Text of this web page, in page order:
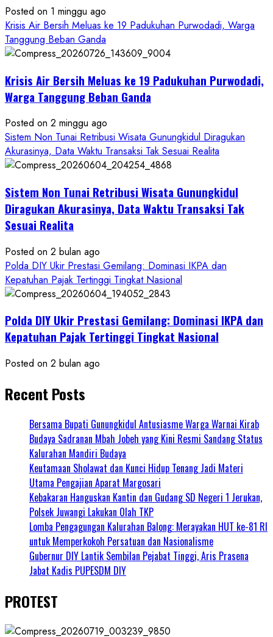
Seret
Oknum
Wartawan
Posted on 1 minggu ago
Krisis Air Bersih Meluas ke 19 Padukuhan Purwodadi, Warga
Tanggung Beban Ganda
Krisis Air Bersih Meluas ke 19 Padukuhan Purwodadi,
Warga Tanggung Beban Ganda
Posted on 2 minggu ago
Sistem Non Tunai Retribusi Wisata Gunungkidul Diragukan
Akurasinya, Data Waktu Transaksi Tak Sesuai Realita
Sistem Non Tunai Retribusi Wisata Gunungkidul
Diragukan Akurasinya, Data Waktu Transaksi Tak
Sesuai Realita
Posted on 2 bulan ago
Polda DIY Ukir Prestasi Gemilang: Dominasi IKPA dan
Kepatuhan Pajak Tertinggi Tingkat Nasional
Polda DIY Ukir Prestasi Gemilang: Dominasi IKPA dan
Kepatuhan Pajak Tertinggi Tingkat Nasional
Posted on 2 bulan ago
Recent Posts
Bersama Bupati Gunungkidul Antusiasme Warga Warnai Kirab
Budaya Sadranan Mbah Jobeh yang Kini Resmi Sandang Status
Kalurahan Mandiri Budaya
Keutamaan Sholawat dan Kunci Hidup Tenang Jadi Materi
Utama Pengajian Aparat Margosari
Kebakaran Hanguskan Kantin dan Gudang SD Negeri 1 Jerukan,
Polsek Juwangi Lakukan Olah TKP
Lomba Pengagungan Kalurahan Balong: Merayakan HUT ke-81 RI
untuk Memperkokoh Persatuan dan Nasionalisme
Gubernur DIY Lantik Sembilan Pejabat Tinggi, Aris Prasena
Jabat Kadis PUPESDM DIY
PROTEST